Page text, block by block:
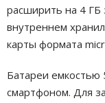
расширить на 4 ГБ
внутреннем
карты формата
Батареи емкостью
смартфоном. Для